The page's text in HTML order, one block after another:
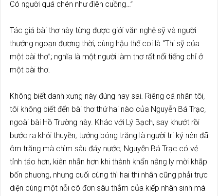
Có người quá chén như điên cuồng…”
Tác giả bài thơ này từng được giới văn nghệ sỹ và người
thưởng ngoạn đương thời, cùng hậu thế coi là “Thi sỹ của
một bài thơ”; nghĩa là một người làm thơ rất nổi tiếng chỉ ở
một bài thơ.
Không biết danh xưng này đúng hay sai. Riêng cá nhân tôi,
tôi không biết đến bài thơ thứ hai nào của Nguyễn Bá Trạc,
ngoài bài Hồ Trường này. Khác với Lý Bạch, say khướt rồi
bước ra khỏi thuyền, tưởng bóng trăng là người tri kỷ nên đã
ôm trăng mà chìm sâu đáy nước; Nguyễn Bá Trạc có vẻ
tỉnh táo hơn, kiên nhẫn hơn khi thành khẩn nâng ly mời khắp
bốn phương, nhưng cuối cùng thì hai thi nhân cũng phải trực
diện cùng một nỗi cô đơn sâu thẳm của kiếp nhân sinh mà